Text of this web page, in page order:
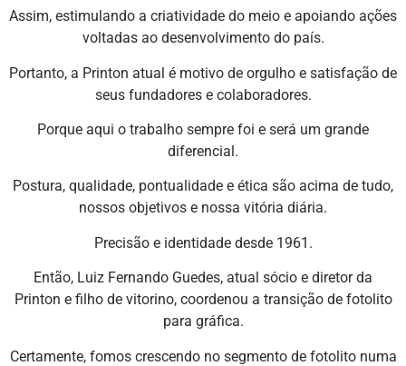
Assim, estimulando a criatividade do meio e apoiando ações
voltadas ao desenvolvimento do país.
Portanto, a Printon atual é motivo de orgulho e satisfação de
seus fundadores e colaboradores.
Porque aqui o trabalho sempre foi e será um grande
diferencial.
Postura, qualidade, pontualidade e ética são acima de tudo,
nossos objetivos e nossa vitória diária.
Precisão e identidade desde 1961.
Então, Luiz Fernando Guedes, atual sócio e diretor da
Printon e filho de vitorino, coordenou a transição de fotolito
para gráfica.
Certamente, fomos crescendo no segmento de fotolito numa